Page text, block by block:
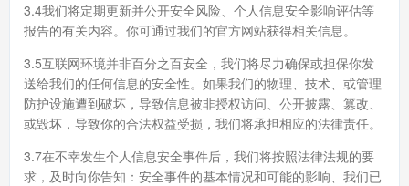
3.4我们将定期更新并公开安全风险、个人信息安全影响评估等
报告的有关内容。你可通过我们的官方网站获得相关信息。
3.5互联网环境并非百分之百安全，我们将尽力确保或担保你发
送给我们的任何信息的安全性。如果我们的物理、技术、或管理
防护设施遭到破坏，导致信息被非授权访问、公开披露、篡改、
或毁坏，导致你的合法权益受损，我们将承担相应的法律责任。
3.7在不幸发生个人信息安全事件后，我们将按照法律法规的要
求，及时向你告知：安全事件的基本情况和可能的影响、我们已